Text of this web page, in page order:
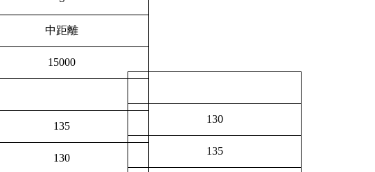
中距離
15000
135
130
130
135